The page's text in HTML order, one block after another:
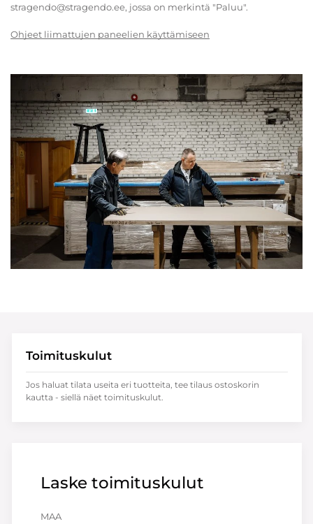
stragendo@stragendo.ee, jossa on merkintä "Paluu".
Ohjeet liimattujen paneelien käyttämiseen
Laske toimituskulut
MAA
Toimituskulut
Jos haluat tilata useita eri tuotteita, tee tilaus ostoskorin
kautta - siellä näet toimituskulut.